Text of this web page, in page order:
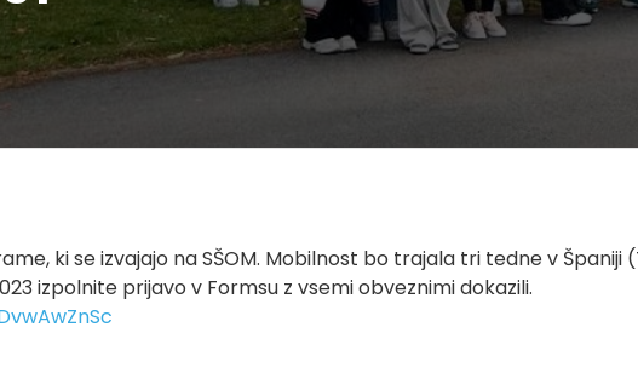
ki se izvajajo na SŠOM. Mobilnost bo trajala tri tedne v
izpolnite prijavo v Formsu z vsemi obveznimi dokazili.